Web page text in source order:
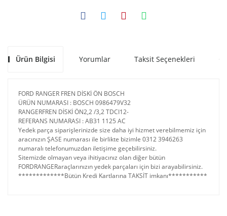
Ürün Bilgisi Yorumlar Taksit Seçenekleri
FORD RANGER FREN DİSKİ ÖN BOSCH
ÜRÜN NUMARASI : BOSCH 0986479V32
RANGERFREN DİSKİ ÖN2,2 /3,2 TDCI12-
REFERANS NUMARASI : AB31 1125 AC
Yedek parça siparişlerinizde size daha iyi hizmet verebilmemiz için
aracınızın ŞASE numarası ile birlikte bizimle 0312 3946263
numaralı telefonumuzdan iletişime geçebilirsiniz.
Sitemizde olmayan veya ihitiyacınız olan diğer bütün
FORDRANGERaraçlarınızın yedek parçaları için bizi arayabilirsiniz.
*************Bütün Kredi Kartlarına TAKSİT imkanı***********